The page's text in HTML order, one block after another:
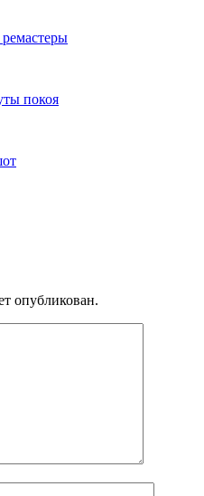
покоя
опубликован.